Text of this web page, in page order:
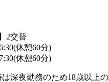
2交替
休憩60分)
休憩60分)
深夜勤務のため18歳以上の